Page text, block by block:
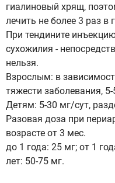
гиалиновый хрящ,
лечить не более 3 раз в
При тендините
сухожилия -
нельзя.
Взрослым: в
тяжести заболевания,
Детям: 5-30 мг/сут,
Разовая доза при
возрасте от 3 мес.
до 1 года: 25 мг; от 1
лет: 50-75 мг.